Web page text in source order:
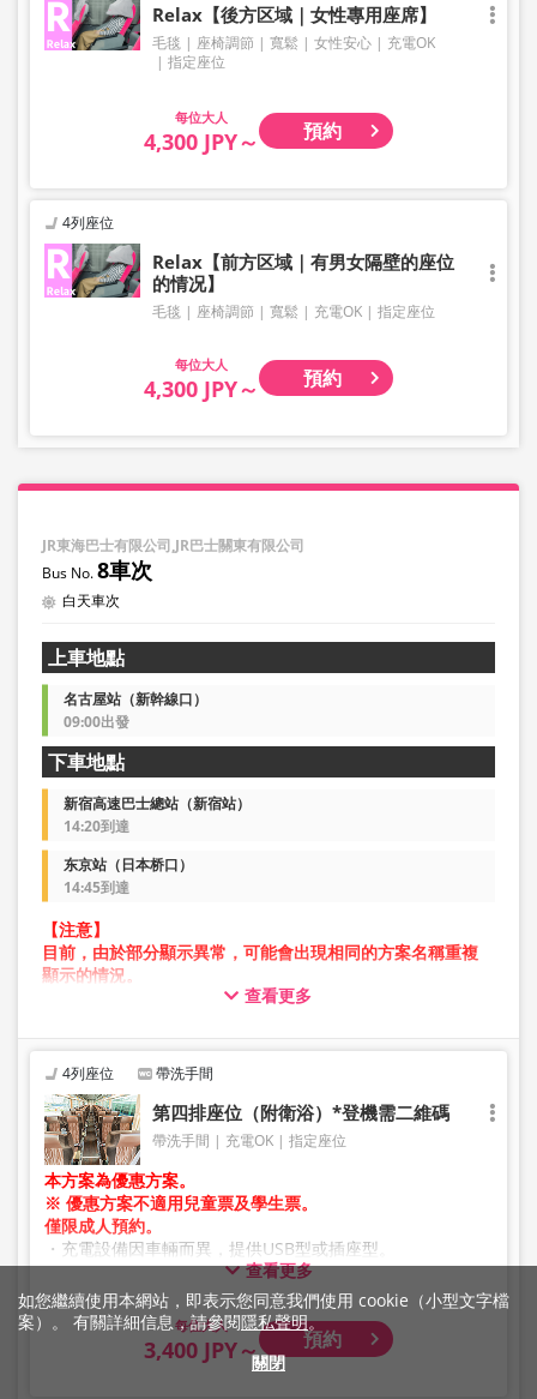
Relax【後方区域｜女性專用座席】
毛毯 座椅調節 寬鬆 女性安心
充電OK
指定座位
大人
4,300 JPY～ 預約
4列座位
Relax【前方区域｜有男女隔壁的座位
的情况】
毛毯 座椅調節 寬鬆 充電OK 指定座位
大人
4,300 JPY～ 預約
JR東海巴士有限公司,JR巴士關東有限公司
8車次
白天車次
上車地點
名古屋站（新幹線口）
09:00出發
下車地點
新宿高速巴士總站（新宿站）
14:20到達
东京站（日本桥口）
14:45到達
【注意】
目前，由於部分顯示異常，可能會出現相同的方案名稱重複
顯示的情況。
在此情況下，預約操作過程中可能會發生錯誤。
案進行預約。
查看更多
4列座位 帶洗手間
第四排座位（附衛浴）*登機需二維碼
帶洗手間 充電OK 指定座位
本方案為優惠方案。
※ 優惠方案不適用兒童票及學生票。
僅限成人預約。
・充電設備因車輛而異，提供USB型或插座型。
・因加班車或車輛維修等因素，車輛及座位規格可能於未事
先通知的情況下變更。敬請見諒。
查看更多
大人
3,400 JPY～ 預約
如您繼續使用本網站，即表示您同意我們使用 cookie（小型文字檔
案）。 有關詳細信息，請參閱隱私聲明。
關閉